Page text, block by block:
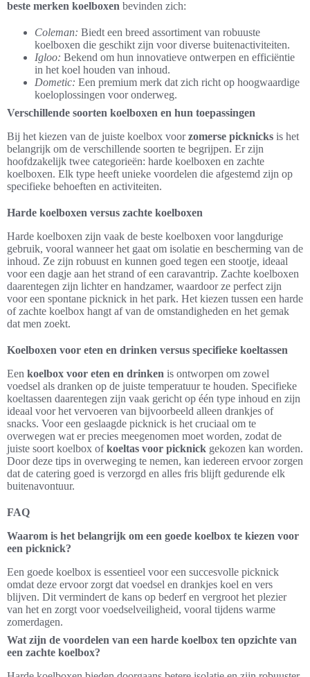
beste merken koelboxen bevinden zich:
Coleman: Biedt een breed assortiment van robuuste
koelboxen die geschikt zijn voor diverse buitenactiviteiten.
Igloo: Bekend om hun innovatieve ontwerpen en efficiëntie
in het koel houden van inhoud.
Dometic: Een premium merk dat zich richt op hoogwaardige
koeloplossingen voor onderweg.
Verschillende soorten koelboxen en hun toepassingen
Bij het kiezen van de juiste koelbox voorzomerse picknicks is het
belangrijk om de verschillende soorten te begrijpen. Er zijn
hoofdzakelijk twee categorieën: harde koelboxen en zachte
koelboxen. Elk type heeft unieke voordelen die afgestemd zijn op
specifieke behoeften en activiteiten.
Harde koelboxen versus zachte koelboxen
Harde koelboxen zijn vaak de beste koelboxen voor langdurige
gebruik, vooral wanneer het gaat om isolatie en bescherming van de
inhoud. Ze zijn robuust en kunnen goed tegen een stootje, ideaal
voor een dagje aan het strand of een caravantrip. Zachte koelboxen
daarentegen zijn lichter en handzamer, waardoor ze perfect zijn
voor een spontane picknick in het park. Het kiezen tussen een harde
of zachte koelbox hangt af van de omstandigheden en het gemak
dat men zoekt.
Koelboxen voor eten en drinken versus specifieke koeltassen
Een koelbox voor eten en drinken is ontworpen om zowel
voedsel als dranken op de juiste temperatuur te houden. Specifieke
koeltassen daarentegen zijn vaak gericht op één type inhoud en zijn
ideaal voor het vervoeren van bijvoorbeeld alleen drankjes of
snacks. Voor een geslaagde picknick is het cruciaal om te
overwegen wat er precies meegenomen moet worden, zodat de
juiste soort koelbox ofkoeltas voor picknick gekozen kan worden.
Door deze tips in overweging te nemen, kan iedereen ervoor zorgen
dat de catering goed is verzorgd en alles fris blijft gedurende elk
buitenavontuur.
FAQ
Waarom is het belangrijk om een goede koelbox te kiezen voor
een picknick?
Een goede koelbox is essentieel voor een succesvolle picknick
omdat deze ervoor zorgt dat voedsel en drankjes koel en vers
blijven. Dit vermindert de kans op bederf en vergroot het plezier
van het en zorgt voor voedselveiligheid, vooral tijdens warme
zomerdagen.
Wat zijn de voordelen van een harde koelbox ten opzichte van
een zachte koelbox?